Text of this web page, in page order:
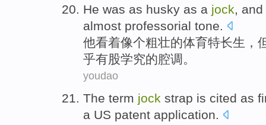
He was as husky as a jock, and
almost professorial tone.
他看着像个粗壮的体育特长生，
乎有股学究的腔调。
youdao
The term jock strap is cited as
a US patent application.